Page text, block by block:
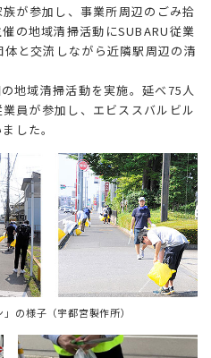
が参加し、事業所周辺のごみ拾
の地域清掃活動にSUBARU従業
と交流しながら近隣駅周辺の清
地域清掃活動を実施。延べ75人
員が参加し、エビススバルビル
した。
」の様子（宇都宮製作所）